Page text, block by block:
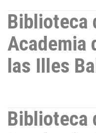
Biblioteca
Academia
las Illes
Biblioteca